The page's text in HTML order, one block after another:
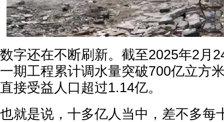
数字还在不断刷新。截至2025年2月
一期工程累计调水量突破700亿立方
直接受益人口超过1.14亿。
也就是说，十多亿人当中，差不多每